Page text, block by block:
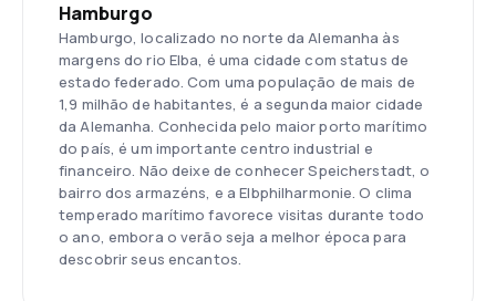
Hamburgo
Hamburgo, localizado no norte da Alemanha às
margens do rio Elba, é uma cidade com status de
estado federado. Com uma população de mais de
1,9 milhão de habitantes, é a segunda maior cidade
da Alemanha. Conhecida pelo maior porto marítimo
do país, é um importante centro industrial e
financeiro. Não deixe de conhecer Speicherstadt, o
bairro dos armazéns, e a Elbphilharmonie. O clima
temperado marítimo favorece visitas durante todo
o ano, embora o verão seja a melhor época para
descobrir seus encantos.